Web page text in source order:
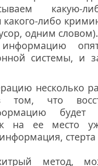
какую-
либо
одним
информацию
системы, и
несколько
что
будет
на ее место
метод,